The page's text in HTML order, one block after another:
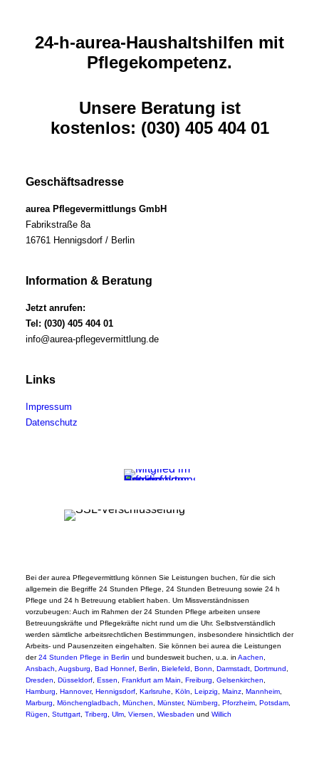
24-h-aurea-Haushaltshilfen mit
Pflegekompetenz.
Unsere Beratung ist
kostenlos: (030) 405 404 01
Geschäftsadresse
aurea Pflegevermittlungs GmbH
Fabrikstraße 8a
16761 Hennigsdorf / Berlin
Information & Beratung
Jetzt anrufen:
Tel: (030) 405 404 01
info@aurea-pflegevermittlung.de
Links
Impressum
Datenschutz
Bei der aurea Pflegevermittlung können Sie Leistungen buchen, für die sich
allgemein die Begriffe 24 Stunden Pflege, 24 Stunden Betreuung sowie 24 h
Pflege und 24 h Betreuung etabliert haben. Um Missverständnissen
vorzubeugen: Auch im Rahmen der 24 Stunden Pflege arbeiten unsere
Betreuungskräfte und Pflegekräfte nicht rund um die Uhr. Selbstverständlich
werden sämtliche arbeitsrechtlichen Bestimmungen, insbesondere hinsichtlich der
Arbeits- und Pausenzeiten eingehalten. Sie können bei aurea die Leistungen
der24 Stunden Pflege in Berlin und bundesweit buchen, u.a. in Aachen
Ansbach Augsburg Bad Honnef Berlin Bielefeld Bonn Darmstadt Dortmund
Dresden
Düsseldorf Essen Frankfurt am Main Freiburg Gelsenkirchen
Hamburg
Hannover, Hennigsdorf Karlsruhe Köln Leipzig Mainz Mannheim
Marburg
Mönchengladbach München Münster, Nürnberg Pforzheim Potsdam
Rügen
Stuttgart Triberg Ulm Viersen Wiesbaden und Willich